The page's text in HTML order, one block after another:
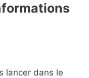
lancer dans le